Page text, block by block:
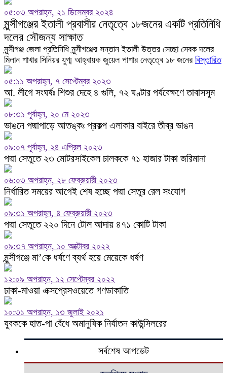
০৫:০৩ অপরাহ্ন, ২১ ডিসেম্বর ২০২৪
মুন্সীগঞ্জের ইতালী প্রবাসীর নেতৃত্বে ১৮জনের একটি প্রতিনিধি
দলের সৌজন্য সাক্ষাত
মুন্সীগঞ্জ জেলা প্রতিনিধি মুন্সীগঞ্জের সন্তান ইতালী উত্তর সেচ্ছা সেবক দলের
মিলান শাখার সিনিয়র যুগ্ম আহ্বায়ক জুয়েল পাশার নেতৃত্বে ১৮ জনের বিস্তারিত
০৫:১১ অপরাহ্ন, ৭ সেপ্টেম্বর ২০২৩
আ. লীগে সংঘর্ষঃ শিশুর দেহে ৪ গুলি, ৭২ ঘণ্টার পর্যবেক্ষণে তাবাসসুম
০৮:৩১ পূর্বাহ্ন, ২০ মে ২০২৩
ভাঙনে পদ্মাপাড়ে আতঙ্কঃ প্রকল্প এলাকার বাইরে তীব্র ভাঙন
০৯:০৭ পূর্বাহ্ন, ২৪ এপ্রিল ২০২৩
পদ্মা সেতুতে ২৩ মোটরসাইকেল চালককে ৭১ হাজার টাকা জরিমানা
০৬:০৩ অপরাহ্ন, ২৮ ফেব্রুয়ারী ২০২৩
নির্ধারিত সময়ের আগেই শেষ হচ্ছে পদ্মা সেতুর রেল সংযোগ
০৯:৩১ অপরাহ্ন, ৪ ফেব্রুয়ারী ২০২৩
পদ্মা সেতুতে ২২০ দিনে টোল আদায় ৪৭১ কোটি টাকা
০৯:৩৭ অপরাহ্ন, ১০ অক্টোবর ২০২২
মুন্সীগঞ্জে মা’কে ধর্ষণে ব্যর্থ হয়ে মেয়েকে ধর্ষণ
১২:০৯ অপরাহ্ন, ১২ সেপ্টেম্বর ২০২২
ঢাকা-মাওয়া এক্সপ্রেসওয়েতে গণডাকাতি
১০:৩১ অপরাহ্ন, ১৩ জুলাই ২০২১
যুবককে হাত-পা বেঁধে অমানুষিক নির্যাতন কাউন্সিলরের
সর্বশেষ আপডেট